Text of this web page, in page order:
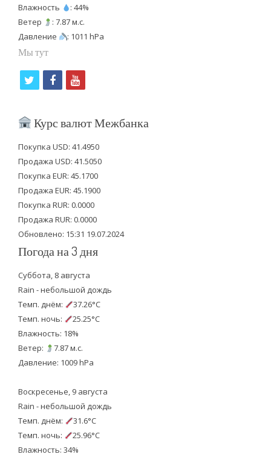
Влажность
: 44%
Ветер
: 7.87 м.с.
Давление
: 1011 hPa
Мы тут
i
t
e
r
f
c
b
o
o
k
y
u
u
b
e
Курс валют Межбанка
Покупка USD: 41.4950
Продажа USD: 41.5050
Покупка EUR: 45.1700
Продажа EUR: 45.1900
Покупка RUR: 0.0000
Продажа RUR: 0.0000
Обновлено: 15:31 19.07.2024
Погода на 3 дня
Суббота, 8 августа
Rain - небольшой дождь
Темп. днём:
37.26°C
Темп. ночь:
25.25°C
Влажность: 18%
Ветер:
7.87 м.с.
Давление: 1009 hPa
Воскресенье, 9 августа
Rain - небольшой дождь
Темп. днём:
31.6°C
Темп. ночь:
25.96°C
Влажность: 34%